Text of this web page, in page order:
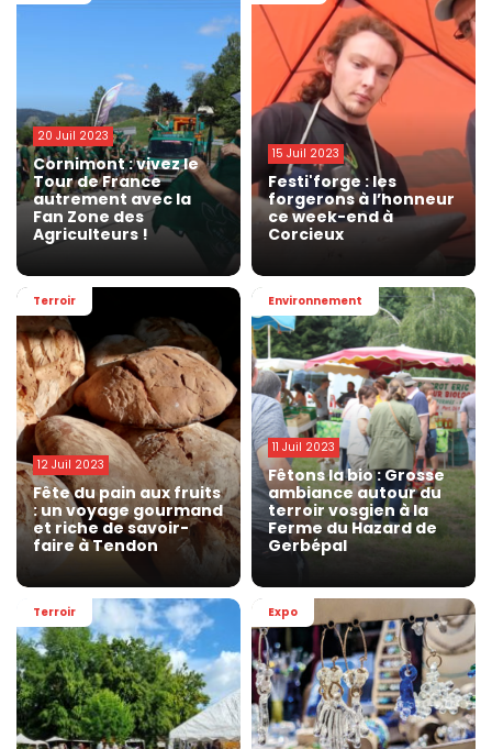
20 Juil 2023
Cornimont : vivez le
Tour de France
autrement avec la
Fan Zone des
Agriculteurs !
15 Juil 2023
Festi'forge : les
forgerons à l’honneur
ce week-end à
Corcieux
Terroir
12 Juil 2023
Fête du pain aux fruits
: un voyage gourmand
et riche de savoir-
faire à Tendon
Environnement
11 Juil 2023
Fêtons la bio : Grosse
ambiance autour du
terroir vosgien à la
Ferme du Hazard de
Gerbépal
Terroir Expo